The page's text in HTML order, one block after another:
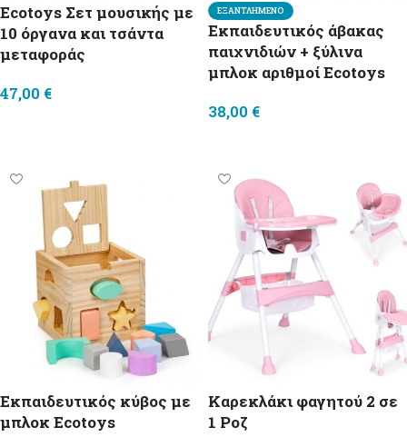
Ecotoys Σετ μουσικής με
10 όργανα και τσάντα
μεταφοράς
47,00 €
ΕΞΑΝΤΛΗΜΈΝΟ
Εκπαιδευτικός άβακας
παιχνιδιών + ξύλινα
μπλοκ αριθμοί Ecotoys
38,00 €
Εκπαιδευτικός κύβος με
μπλοκ Ecotoys
Καρεκλάκι φαγητού 2 σε
1 Ροζ